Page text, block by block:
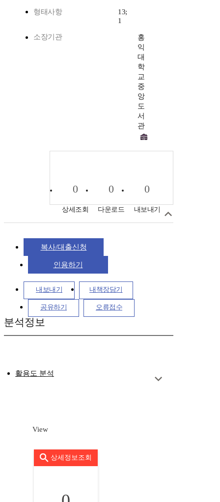
형태사항
13;
1
소장기관
홍
익
대
학
교
중
앙
도
서
관
0
상세조회
0
다운로드
0
내보내기
복사/대출신청
인용하기
내보내기 내책장담기
공유하기 오류접수
분석정보
활용도 분석
View
상세정보조회